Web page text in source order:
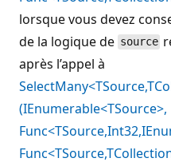
lorsque vous devez
de la logique de source
après l’appel à
(IEnumerable<TSource>,